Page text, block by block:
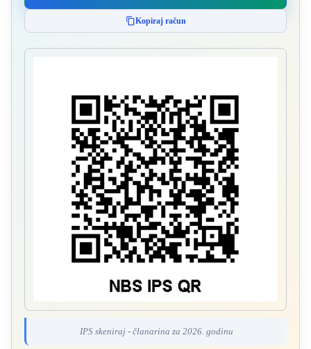
Kopiraj račun
IPS skeniraj - članarina za 2026. godinu